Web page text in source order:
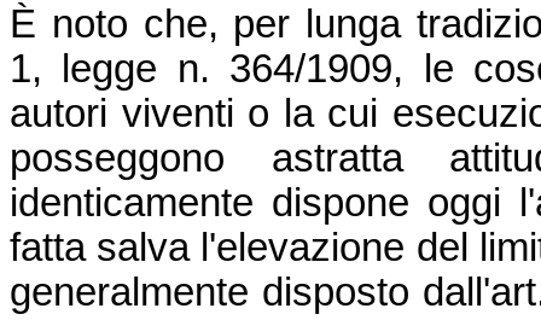
È noto che, per lunga
1, legge n. 364/1909, le
autori viventi o la cui
posseggono astratta
identicamente dispone oggi
fatta salva l'elevazione del
generalmente disposto